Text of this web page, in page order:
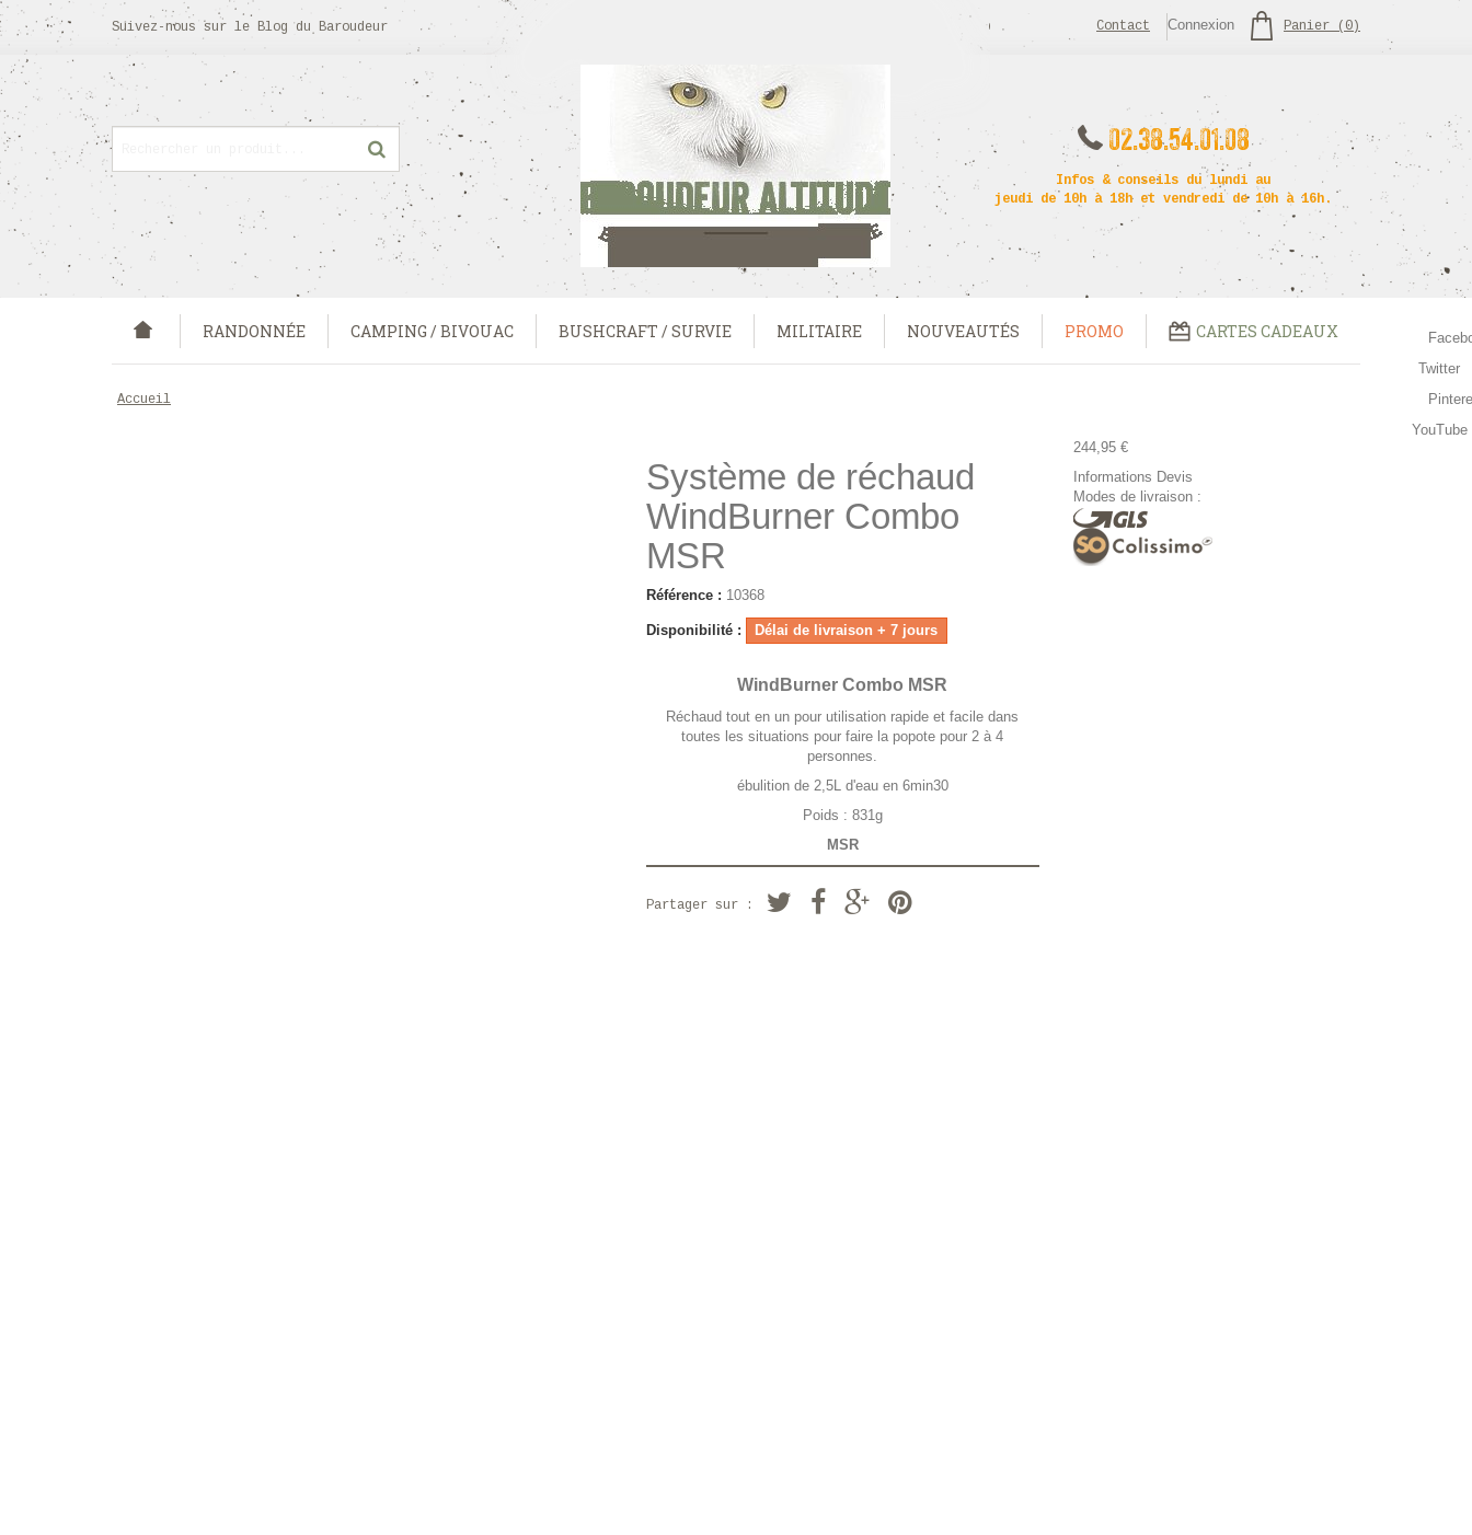
Panier ( 0)
Connexion
Suivez-nous sur le Blog du Baroudeur Contact
02.38.54.01.08
Infos & conseils du lundi au
jeudi de 10h à 18h et vendredi de 10h à 16h.
RANDONNÉE CAMPING / BIVOUAC BUSHCRAFT / SURVIE MILITAIRE NOUVEAUTÉS PROMO CARTES CADEAUX
accueil
Système de réchaud
WindBurner Combo
MSR
Référence : 10368
Disponibilité : Délai de livraison + 7 jours
WindBurner Combo MSR
Réchaud tout en un pour utilisation rapide et facile dans
toutes les situations pour faire la popote pour 2 à 4
personnes.
ébulition de 2,5L d'eau en 6min30
Poids : 831g
MSR
Partager sur :
244,95 €
Informations Devis
Modes de livraison :
Twitter
YouTube